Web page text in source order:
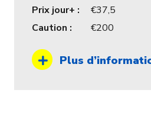
Prix jour+ :
37,5
Caution :
200
Plus